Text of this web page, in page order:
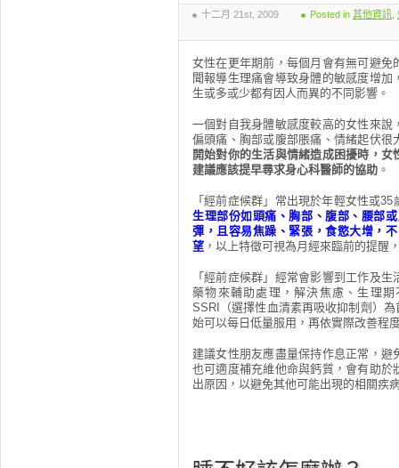
十二月 21st, 2009 Posted in 其他資訊
女性在更年期前，每個月會有無可避
聞報導生理痛會導致身體的敏感度增
生或多或少都有因人而異的不同影響。
一個對自我身體敏感度較高的女性來
偏頭痛、胸部或腹部脹痛、情緒起伏
開始對你的生活與情緒造成困擾時，
建議應該提早尋求身心科醫師的協助 。
「經前症候群」常出現於年輕女性或
生理部份如頭痛、胸部、腹部、腰部
彈，且容易焦躁、緊張，食慾大增，
望 ，以上特徵可視為月經來臨前的提醒
「經前症候群」經常會影響到工作及
藥物來輔助處理，解決焦慮、生理
SSRI（選擇性血清素再吸收抑制劑）
始可以每日低量服用，再依實際改善程
建議女性朋友應盡量保持作息正常，
也可適度補充維他命與鈣質，會有助
出原因，以避免其他可能出現的相關疾